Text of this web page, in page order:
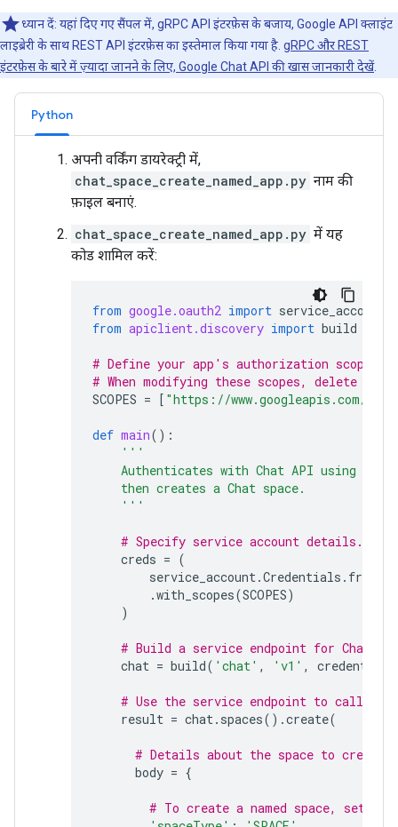
ध्यान दें: यहां दिए गए सैंपल में, gRPC API इंटरफ़ेस के बजाय, Google API क्लाइंट
लाइब्रेरी के साथ REST API इंटरफ़ेस का इस्तेमाल किया गया है. gRPC और REST
इंटरफ़ेस के बारे में ज़्यादा जानने के लिए, Google Chat API की खास जानकारी देखें.
Python
अपनी वर्किंग डायरेक्ट्री में,
chat_space_create_named_app.py नाम की
फ़ाइल बनाएं.
chat_space_create_named_app.py में यह
कोड शामिल करें:
from google.oauth2 import service_account
from apiclient.discovery import build
# Define your app's authorization scopes.
# When modifying these scopes, delete
SCOPES = [ "https://www.googleapis.com/
def main():
'''
Authenticates with Chat API using app
    then creates a Chat space.
    '''
# Specify service account details.
creds = (
service_account.Credentials .
.with_scopes(SCOPES)
)
# Build a service endpoint for Chat
chat = build( 'chat' , 'v1' , credentials
# Use the service endpoint to call
result = chat. spaces() .create(
# Details about the space to create.
body = {
# To create a named space, set